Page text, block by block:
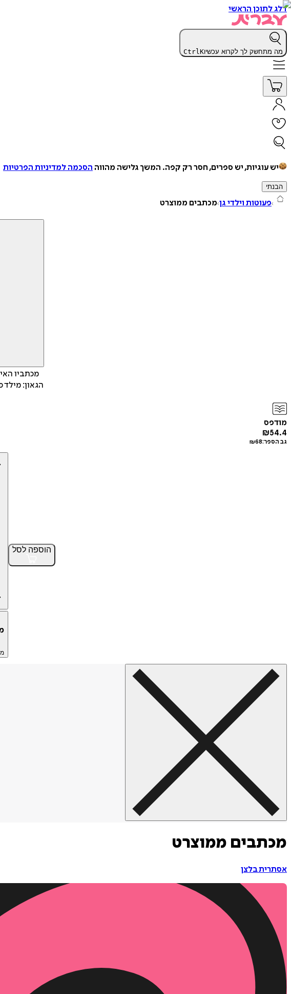
דלג לתוכן הראשי
מה מתחשק לך לקרוא עכשיו CtrlK
יש עוגיות, יש ספרים, חסר רק קפה. המשך גלישה מהווה הסכמה למדיניות הפרטיות
הבנתי
פעוטות וילדי גן מכתבים ממוצרט
מכתביו
הגאון:
מודפס
₪54.4
גב הספר: ₪68
הוספה לסל
מכתבים ממוצרט
אסתרית בלצן